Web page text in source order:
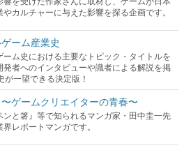
カルチャーに与えた影響を探る企画です。
ーム産業史
ーム史における主要なトピック・タイトルを
発者へのインタビューや識者による解説を掲
一望できる決定版！
ゲームクリエイターの青春〜
ンと箸』等で知られるマンガ家・田中圭一先
レポートマンガです。